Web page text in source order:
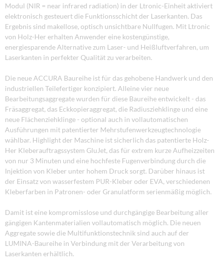
Modul (NIR = near infrared radiation) in der Ltronic-Einheit aktiviert
elektronisch gesteuert die Funktionsschicht der Laserkanten. Das
Ergebnis sind makellose, optisch unsichtbare Nullfugen. Mit Ltronic
von Holz-Her erhalten Anwender eine kostengünstige,
energiesparende Alternative zum Laser- und Heißluftverfahren, um
Laserkanten in perfekter Qualität zu verarbeiten.
Die neue ACCURA Baureihe ist für das gehobene Handwerk und den
industriellen Teilefertiger konzipiert. Alleine vier neue
Bearbeitungsaggregate wurden für diese Baureihe entwickelt - das
Fräsaggregat, das Eckkopieraggregat, die Radiusziehklinge und eine
neue Flächenziehklinge - optional auch in vollautomatischen
Ausführungen mit patentierter Mehrstufenwerkzeugtechnologie
wählbar. Highlight der Maschine ist sicherlich das patentierte Holz-
Her Kleberauftragssystem GluJet, das für extrem kurze Aufheizzeiten
von nur 3 Minuten und eine hochfeste Fugenverbindung durch die
Injektion von Kleber unter hohem Druck sorgt. Darüber hinaus ist
der Einsatz von wasserfestem PUR-Kleber oder EVA, verschiedenen
Kleberfarben in Patronen- oder Granulatform serienmäßig möglich.
Damit ist eine kompromisslose und durchgängige Bearbeitung aller
gängigen Kantenmaterialien vollautomatisch möglich. Die neuen
Aggregate sowie die Multifunktionstechnik sind auch auf der
LUMINA-Baureihe in Verbindung mit der Verarbeitung von
Laserkanten erhältlich.